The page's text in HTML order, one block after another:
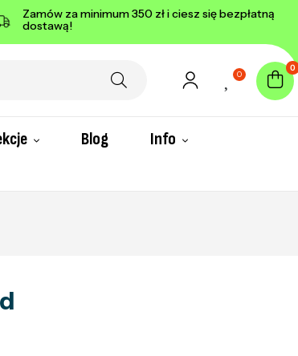
Zamów za minimum 350 zł i ciesz się bezpłatną
dostawą!
0
0
Blog
Info